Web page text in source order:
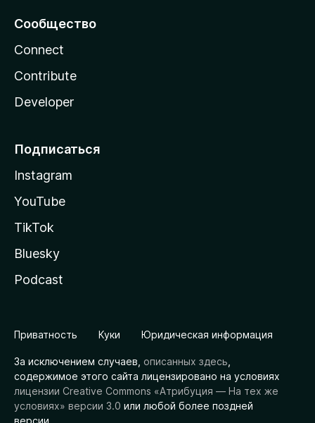
Сообщество
Connect
Contribute
Developer
Подписаться
Instagram
YouTube
TikTok
Bluesky
Podcast
Приватность Куки Юридическая информация
За исключением случаев, описанных здесь
содержимое этого сайта лицензировано на условиях
лицензии Creative Commons «Атрибуция — На тех же
условиях» версии 3.0 или любой более поздней
версии.